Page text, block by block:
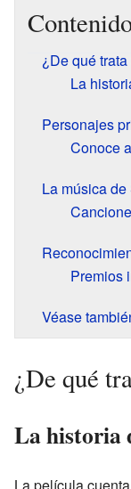
¿De qué
La
Personajes
Conoce
La música
Premios
Véase
¿De qué
La historia
La película